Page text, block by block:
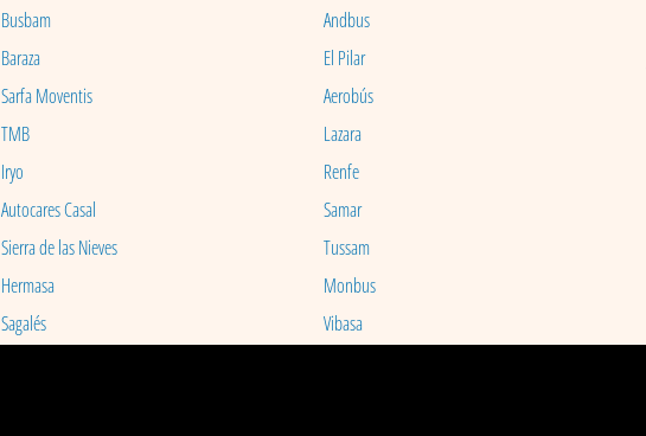
Busbam Andbus
Baraza El Pilar
Sarfa Moventis Aerobús
TMB Lazara
Iryo Renfe
Autocares Casal Samar
Sierra de las Nieves Tussam
Hermasa Monbus
Sagalés Vibasa